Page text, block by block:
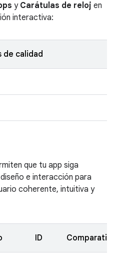
y Carátulas de reloj en
interactiva:
de calidad
que tu app siga
e interacción para
coherente, intuitiva y
ID